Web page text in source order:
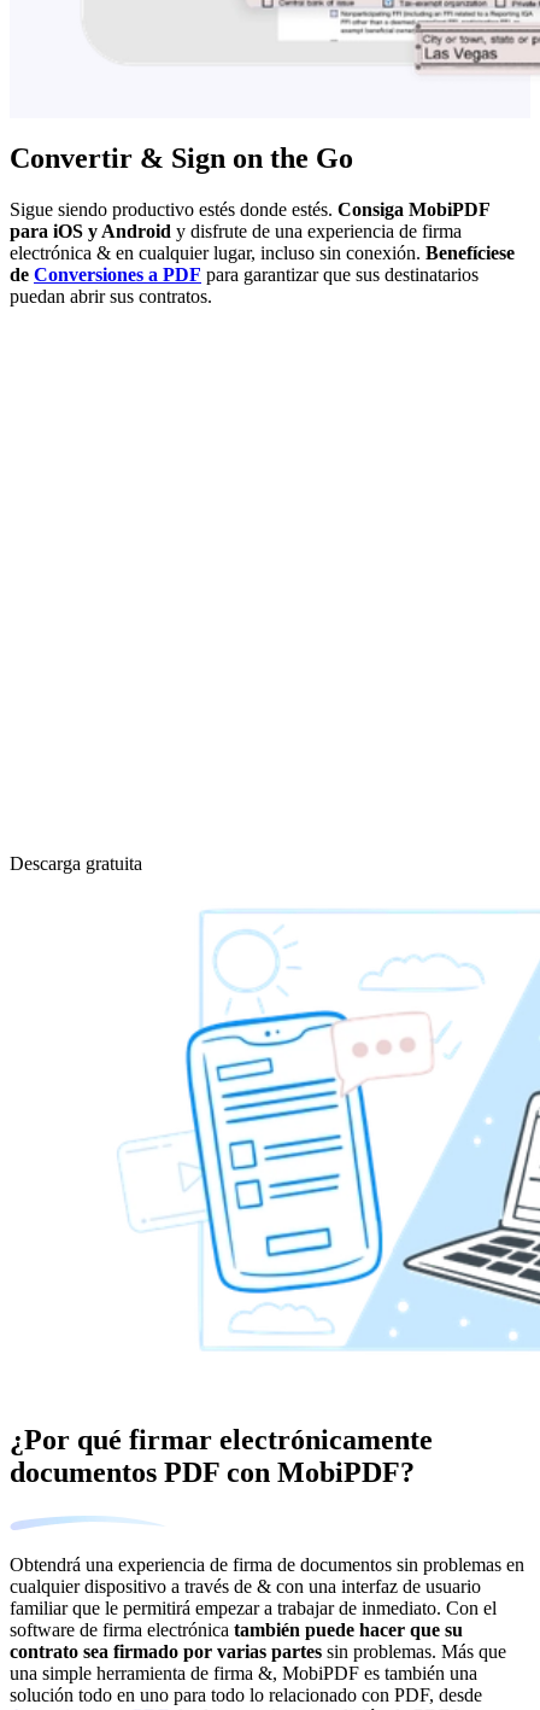
Convertir & Sign on the Go
Sigue siendo productivo estés donde estés. Consiga MobiPDF
para iOS y Android y disfrute de una experiencia de firma
electrónica & en cualquier lugar, incluso sin conexión. Benefíciese
de Conversiones a PDF para garantizar que sus destinatarios
puedan abrir sus contratos.
Descarga gratuita
¿Por qué firmar electrónicamente
documentos PDF con MobiPDF?
Obtendrá una experiencia de firma de documentos sin problemas en
cualquier dispositivo a través de & con una interfaz de usuario
familiar que le permitirá empezar a trabajar de inmediato. Con el
software de firma electrónica también puede hacer que su
contrato sea firmado por varias partes sin problemas. Más que
una simple herramienta de firma &, MobiPDF es también una
solución todo en uno para todo lo relacionado con PDF, desde